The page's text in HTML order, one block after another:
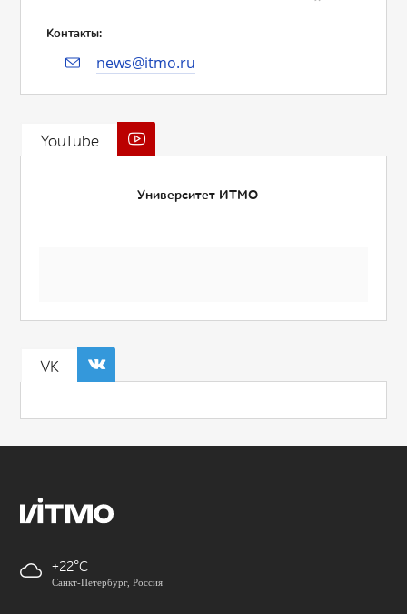
Контакты:
news@itmo.ru
YouTube
Университет ИТМО
VK
+22
Санкт-Петербург, Россия